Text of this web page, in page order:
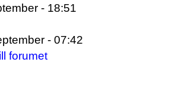
- 18:51
- 07:42
forumet